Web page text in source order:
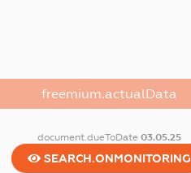
freemium.actualData
document.dueToDate 03.05.25
SEARCH.ONMONITORING